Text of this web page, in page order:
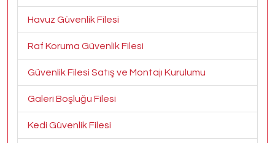
Havuz Güvenlik Filesi
Raf Koruma Güvenlik Filesi
Güvenlik Filesi Satış ve Montajı Kurulumu
Galeri Boşluğu Filesi
Kedi Güvenlik Filesi